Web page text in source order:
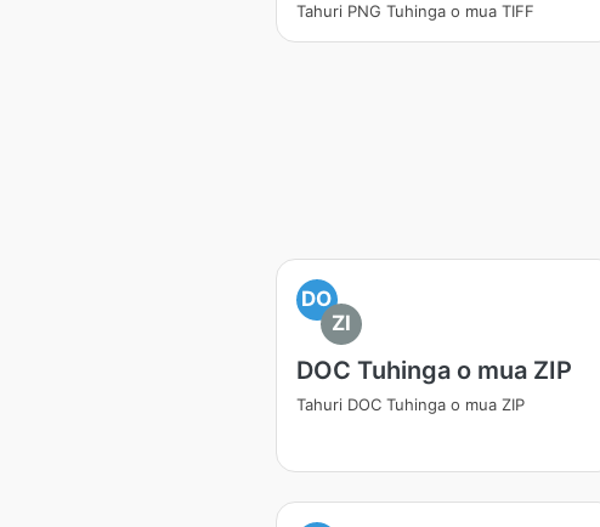
Tahuri PNG Tuhinga o mua TIFF
DO
ZI
DOC Tuhinga o mua ZIP
Tahuri DOC Tuhinga o mua ZIP